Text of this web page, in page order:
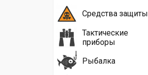
Средства защиты
Тактические
приборы
Рыбалка